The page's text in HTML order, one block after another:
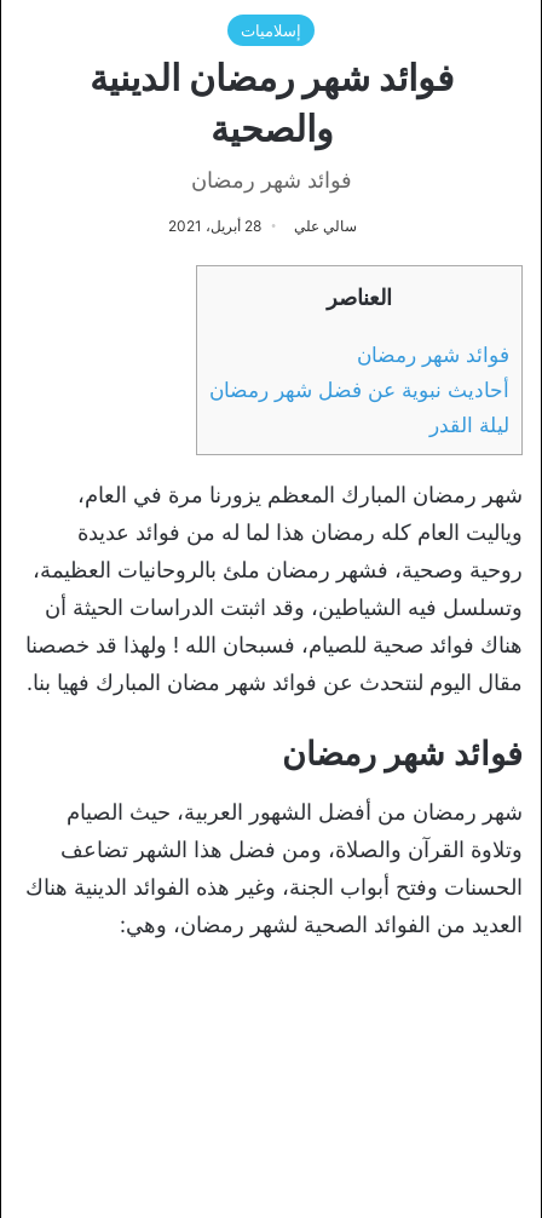
إسلاميات
فوائد شهر رمضان الدينية
والصحية
فوائد شهر رمضان
سالي علي 28 أبريل، 2021
العناصر
فوائد شهر رمضان
أحاديث نبوية عن فضل شهر رمضان
ليلة القدر
شهر رمضان المبارك المعظم يزورنا مرة في العام،
وياليت العام كله رمضان هذا لما له من فوائد عديدة
روحية وصحية، فشهر رمضان ملئ بالروحانيات العظيمة،
وتسلسل فيه الشياطين، وقد اثبتت الدراسات الحيثة أن
هناك فوائد صحية للصيام، فسبحان الله ! ولهذا قد خصصنا
مقال اليوم لنتحدث عن فوائد شهر مضان المبارك فهيا بنا.
فوائد شهر رمضان
شهر رمضان من أفضل الشهور العربية، حيث الصيام
وتلاوة القرآن والصلاة، ومن فضل هذا الشهر تضاعف
الحسنات وفتح أبواب الجنة، وغير هذه الفوائد الدينية هناك
العديد من الفوائد الصحية لشهر رمضان، وهي: